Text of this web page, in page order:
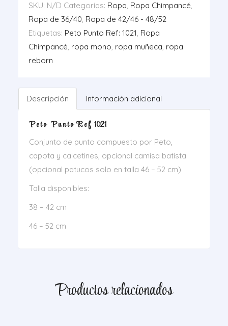
SKU: N/D Categorías: Ropa, Ropa Chimpancé,
Ropa de 36/40, Ropa de 42/46 - 48/52
Etiquetas: Peto Punto Ref: 1021, Ropa
Chimpancé, ropa mono, ropa muñeca, ropa
reborn
Descripción Información adicional
P e t o P u n t o R e f 1021
Conjunto de punto compuesto por Peto,
capota y calcetines, opcional camisa batista
(opcional patucos solo en talla 46 – 52 cm)
Talla disponibles:
38 – 42 cm
46 – 52 cm
Productos relacionados